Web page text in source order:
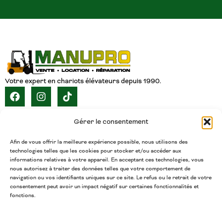
Gérer le consentement
Afin de vous offrir la meilleure expérience possible, nous utilisons des
technologies telles que les cookies pour stocker et/ou accéder aux
informations relatives à votre appareil. En acceptant ces technologies, vous
nous autorisez à traiter des données telles que votre comportement de
navigation ou vos identifiants uniques sur ce site. Le refus ou le retrait de votre
consentement peut avoir un impact négatif sur certaines fonctionnalités et
fonctions.
Votre expert en chariots élévateurs depuis 1990.
INVENTAIRE CARRIÈRE CONTACT FRANÇAIS
CONTACT
(450) 377-5438
Téléphone
admin@chariotsmanupro.com